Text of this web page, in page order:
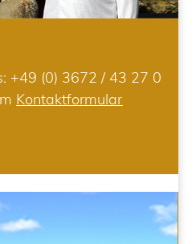
+49 (0) 3672 / 43 27 0
Kontaktformular